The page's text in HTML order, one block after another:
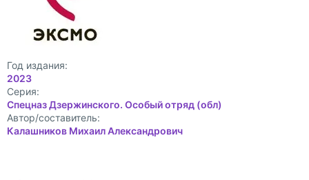
Год издания:
2023
Cерия:
Спецназ Дзержинского. Особый отряд (обл)
Автор/составитель:
Калашников Михаил Александрович